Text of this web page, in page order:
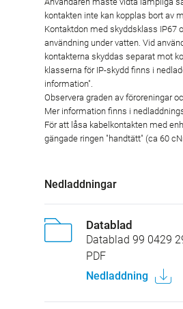
kontakten inte kan kopplas bort av
Kontaktdon med skyddsklass IP67
användning under vatten. Vid
kontakterna skyddas separat mot
klasserna för IP-skydd finns i
information".
Observera graden av föroreningar
Mer information finns i
För att låsa kabelkontakten med
gängade ringen "handtätt" (ca 60
Nedladdningar
Datablad
Datablad 99 0429
PDF
Nedladdning